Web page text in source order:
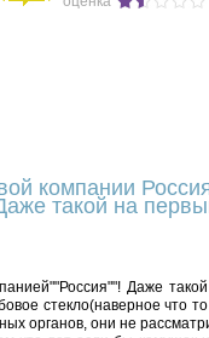
компании
такой на
Даже
стекло(наверное что
органов, они не